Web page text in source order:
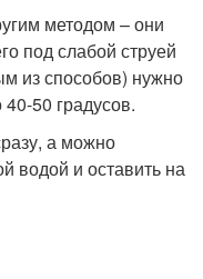
методом – они
под слабой струей
из способов) нужно
50 градусов.
а можно
водой и оставить на